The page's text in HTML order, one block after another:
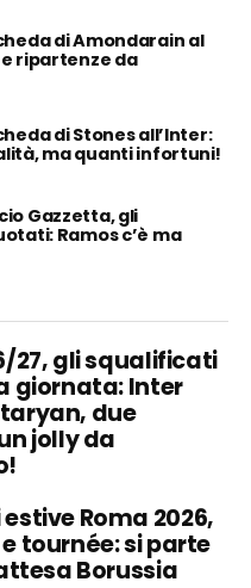
di Amondarain al
ripartenze da
di Stones all’Inter:
ma quanti infortuni!
Gazzetta, gli
Ramos c’è ma
27, gli squalificati
giornata: Inter
due
jolly da
Roma 2026,
tournée: si parte
Borussia